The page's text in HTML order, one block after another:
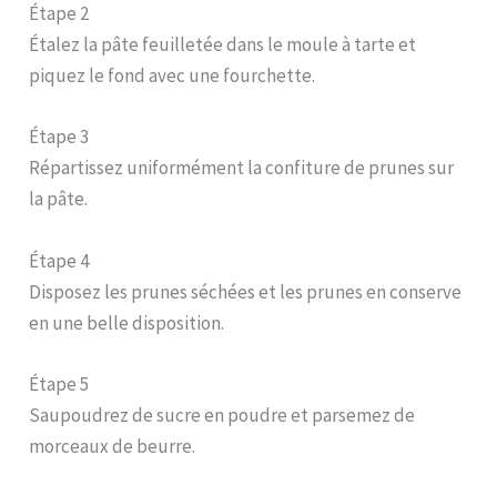
Étape 2
Étalez la pâte feuilletée dans le moule à tarte et
piquez le fond avec une fourchette.
Étape 3
Répartissez uniformément la confiture de prunes sur
la pâte.
Étape 4
Disposez les prunes séchées et les prunes en conserve
en une belle disposition.
Étape 5
Saupoudrez de sucre en poudre et parsemez de
morceaux de beurre.